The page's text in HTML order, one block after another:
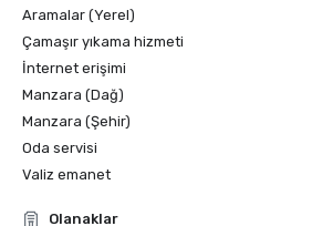
Aramalar (Yerel)
Çamaşır yıkama hizmeti
İnternet erişimi
Manzara (Dağ)
Manzara (Şehir)
Oda servisi
Valiz emanet
Olanaklar